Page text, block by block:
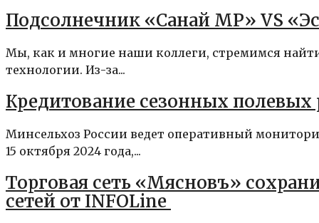
Подсолнечник «Санай МР» VS
Мы, как и многие наши коллеги, стремимся
технологии. Из-за...
Кредитование сезонных полевых
Минсельхоз России ведет оперативный
15 октября 2024 года,...
Торговая сеть «Мясновъ»
сетей от INFOLine